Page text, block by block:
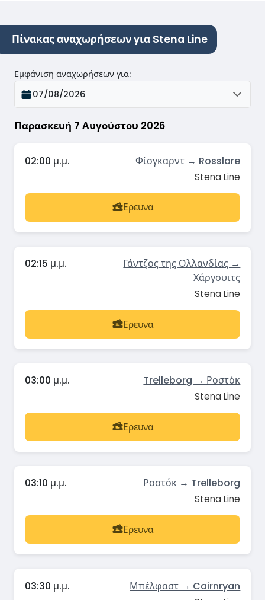
Πίνακας αναχωρήσεων για Stena Line
Παρασκευή 7 Αυγούστου 2026
Εμφάνιση αναχωρήσεων για:
07/08/2026
02:00 μ.μ. Φίσγκαρντ → Rosslare
Stena Line
Ερευνα
02:15 μ.μ.
Γάντζος της Ολλανδίας →
Χάργουιτς
Stena Line
Ερευνα
03:00 μ.μ. Trelleborg → Ροστόκ
Stena Line
Ερευνα
03:10 μ.μ. Ροστόκ → Trelleborg
Stena Line
Ερευνα
03:30 μ.μ. Μπέλφαστ → Cairnryan